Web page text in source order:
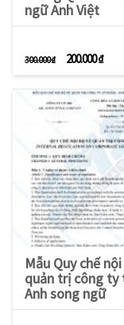
ngữ Anh Việt
300.000₫ Giá gốc là:
200.000₫
Mẫu Quy chế
quản trị công ty
Anh song ngữ